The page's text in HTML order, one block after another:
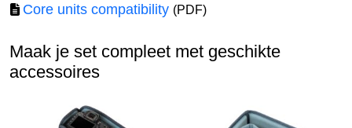
Core units compatibility (PDF)
Maak je set compleet met geschikte
accessoires